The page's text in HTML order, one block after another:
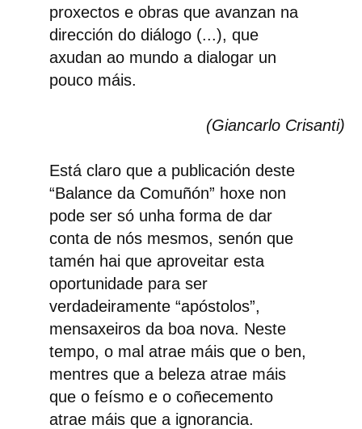
proxectos e obras que avanzan na
dirección do diálogo (...), que
axudan ao mundo a dialogar un
pouco máis.
(Giancarlo Crisanti)
Está claro que a publicación deste
“Balance da Comuñón” hoxe non
pode ser só unha forma de dar
conta de nós mesmos, senón que
tamén hai que aproveitar esta
oportunidade para ser
verdadeiramente “apóstolos”,
mensaxeiros da boa nova. Neste
tempo, o mal atrae máis que o ben,
mentres que a beleza atrae máis
que o feísmo e o coñecemento
atrae máis que a ignorancia.